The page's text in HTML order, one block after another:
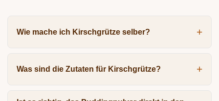
Wie mache ich Kirschgrütze selber?
Was sind die Zutaten für Kirschgrütze?